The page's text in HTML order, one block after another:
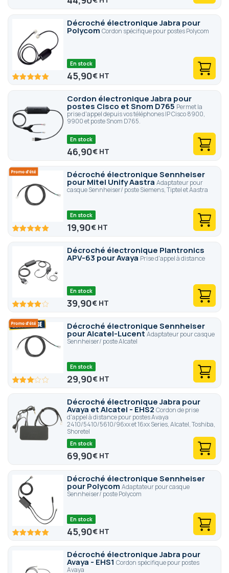
Décroché électronique Jabra pour
Polycom Cordon spécifique pour postes Polycom
100 100
En stock
45,90€
Cordon électronique Jabra pour
postes Cisco et Snom D765 Permet la
prise d'appel depuis vos téléphones IP Cisco 8900,
9900 et poste Snom D765.
En stock
46,90€
Décroché électronique Sennheiser
pour Mitel Unify Aastra Adaptateur pour
casque Sennheiser/ poste Siemens, Tiptel et Aastra
100 100
En stock
19,90€
Décroché électronique Plantronics
APV-63 pour Avaya Prise d'appel à distance
80 100
En stock
39,90€
Décroché électronique Sennheiser
pour Alcatel-LucentAdaptateur pour casque
Sennheiser/ poste Alcatel
60 100
En stock
29,90€
Décroché électronique Jabra pour
Avaya et Alcatel - EHS2 Cordon de prise
d'appel à distance pour postes Avaya
2410/5410/5610/96xx et 16xx Series, Alcatel, Toshiba,
Shoretel
En stock
69,90€
Décroché électronique Sennheiser
pour Polycom Adaptateur pour casque
Sennheiser/ poste Polycom
100 100
En stock
45,90€
Décroché électronique Jabra pour
Avaya - EHS1 Cordon spécifique pour postes
Avaya